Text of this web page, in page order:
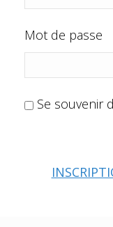
Mot de passe
Se souvenir